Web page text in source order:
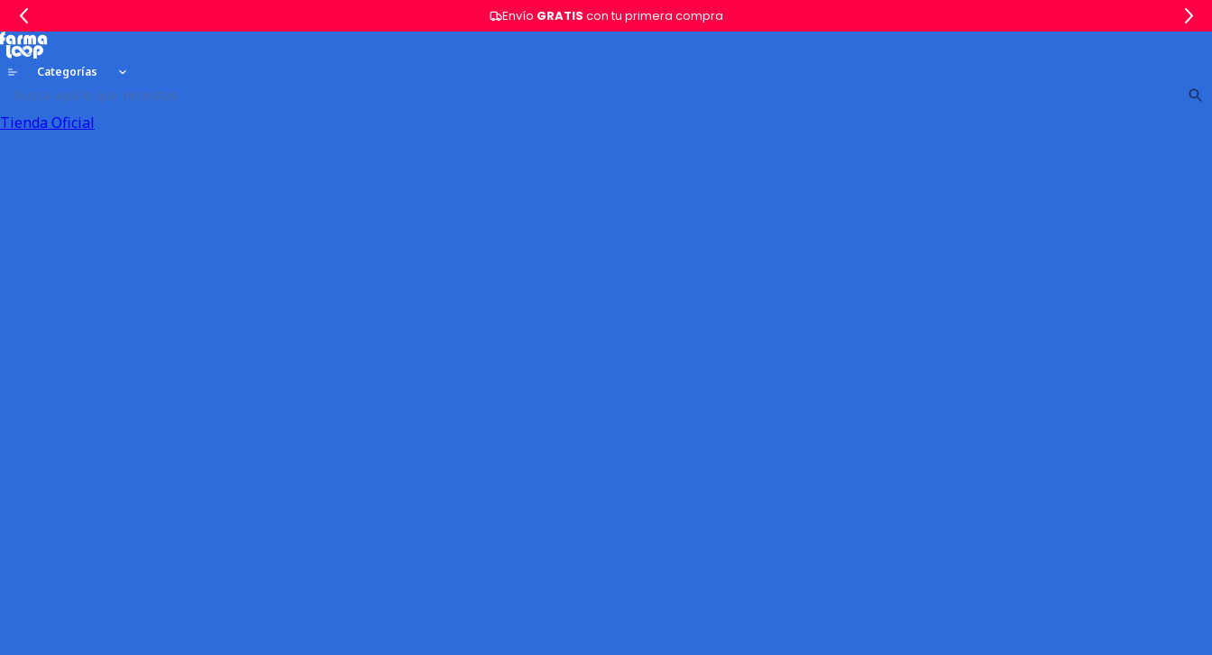
Envío GRATIS con tu primera compra
Categorías
Tienda Oficial